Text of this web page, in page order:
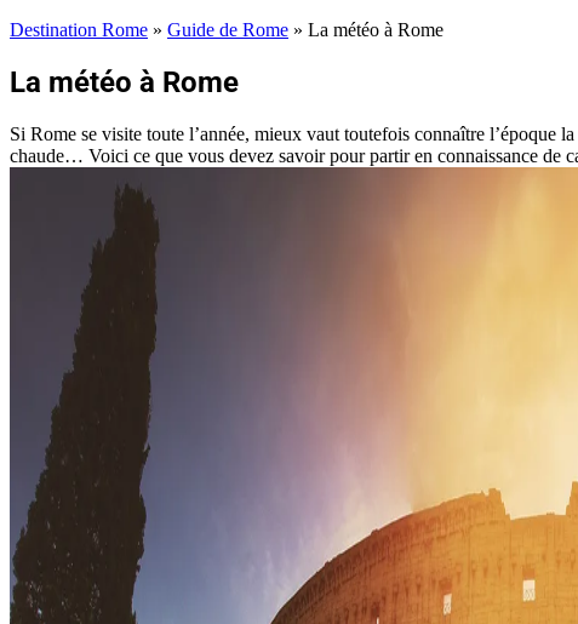
Destination Rome » Guide de Rome » La météo à Rome
La météo à Rome
Si Rome se visite toute l’année, mieux vaut toutefois connaître l’époque
chaude… Voici ce que vous devez savoir pour partir en connaissance de